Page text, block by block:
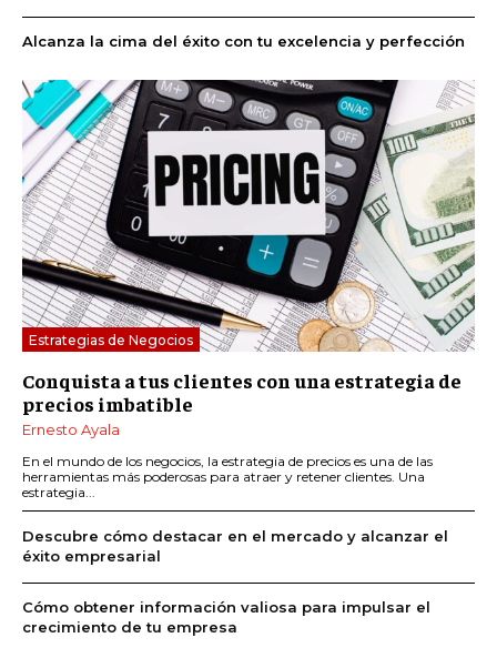
Alcanza la cima del éxito con tu excelencia y perfección
Estrategias de Negocios
Conquista a tus clientes con una estrategia de
precios imbatible
Ernesto Ayala
En el mundo de los negocios, la estrategia de precios es una de las
herramientas más poderosas para atraer y retener clientes. Una
estrategia...
Descubre cómo destacar en el mercado y alcanzar el
éxito empresarial
Cómo obtener información valiosa para impulsar el
crecimiento de tu empresa